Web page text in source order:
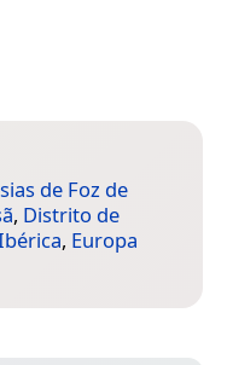
de Foz de
, Distrito de
, Europa